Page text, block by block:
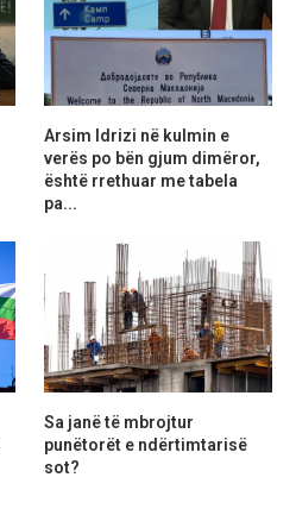
Arsim Idrizi në kulmin e
verës po bën gjum dimëror,
është rrethuar me tabela
pa...
Sa janë të mbrojtur
punëtorët e ndërtimtarisë
sot?